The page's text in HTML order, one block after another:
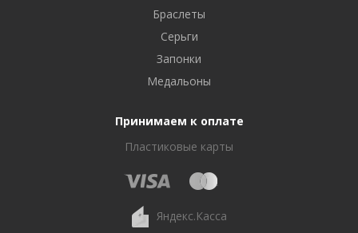
Браслеты
Серьги
Запонки
Медальоны
Принимаем к оплате
Пластиковые карты
Яндекс.Касса